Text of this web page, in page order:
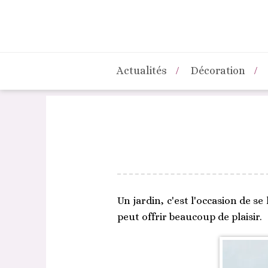
Actualités Décoration
Un jardin, c'est l'occasion de
peut offrir beaucoup de plaisir.